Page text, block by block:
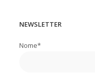
NEWSLETTER
Nome*